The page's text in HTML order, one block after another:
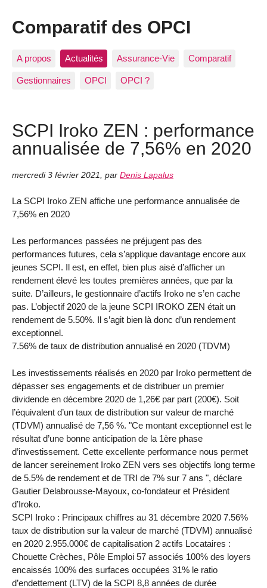
Comparatif des OPCI
A propos Actualités Assurance-Vie Comparatif
Gestionnaires OPCI OPCI ?
SCPI Iroko ZEN : performance
annualisée de 7,56% en 2020
mercredi 3 février 2021 par Denis Lapalus
La SCPI Iroko ZEN affiche une performance annualisée de
7,56% en 2020
Les performances passées ne préjugent pas des
performances futures, cela s’applique davantage encore aux
jeunes SCPI. Il est, en effet, bien plus aisé d’afficher un
rendement élevé les toutes premières années, que par la
suite. D’ailleurs, le gestionnaire d’actifs Iroko ne s’en cache
pas. L’objectif 2020 de la jeune SCPI IROKO ZEN était un
rendement de 5.50%. Il s’agit bien là donc d’un rendement
exceptionnel.
7.56% de taux de distribution annualisé en 2020 (TDVM)
Les investissements réalisés en 2020 par Iroko permettent de
dépasser ses engagements et de distribuer un premier
dividende en décembre 2020 de 1,26€ par part (200€). Soit
l’équivalent d’un taux de distribution sur valeur de marché
(TDVM) annualisé de 7,56 %. "Ce montant exceptionnel est le
résultat d’une bonne anticipation de la 1ère phase
d’investissement. Cette excellente performance nous permet
de lancer sereinement Iroko ZEN vers ses objectifs long terme
de 5.5% de rendement et de TRI de 7% sur 7 ans ", déclare
Gautier Delabrousse-Mayoux, co-fondateur et Président
d’Iroko.
SCPI Iroko : Principaux chiffres au 31 décembre 2020 7.56%
taux de distribution sur la valeur de marché (TDVM) annualisé
en 2020 2.955.000€ de capitalisation 2 actifs Locataires :
Chouette Crèches, Pôle Emploi 57 associés 100% des loyers
encaissés 100% des surfaces occupées 31% le ratio
d’endettement (LTV) de la SCPI 8,8 années de durée